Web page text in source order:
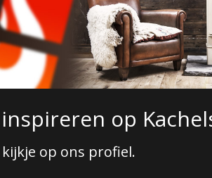
collectie
Jong!
op
kijkje op ons profiel.